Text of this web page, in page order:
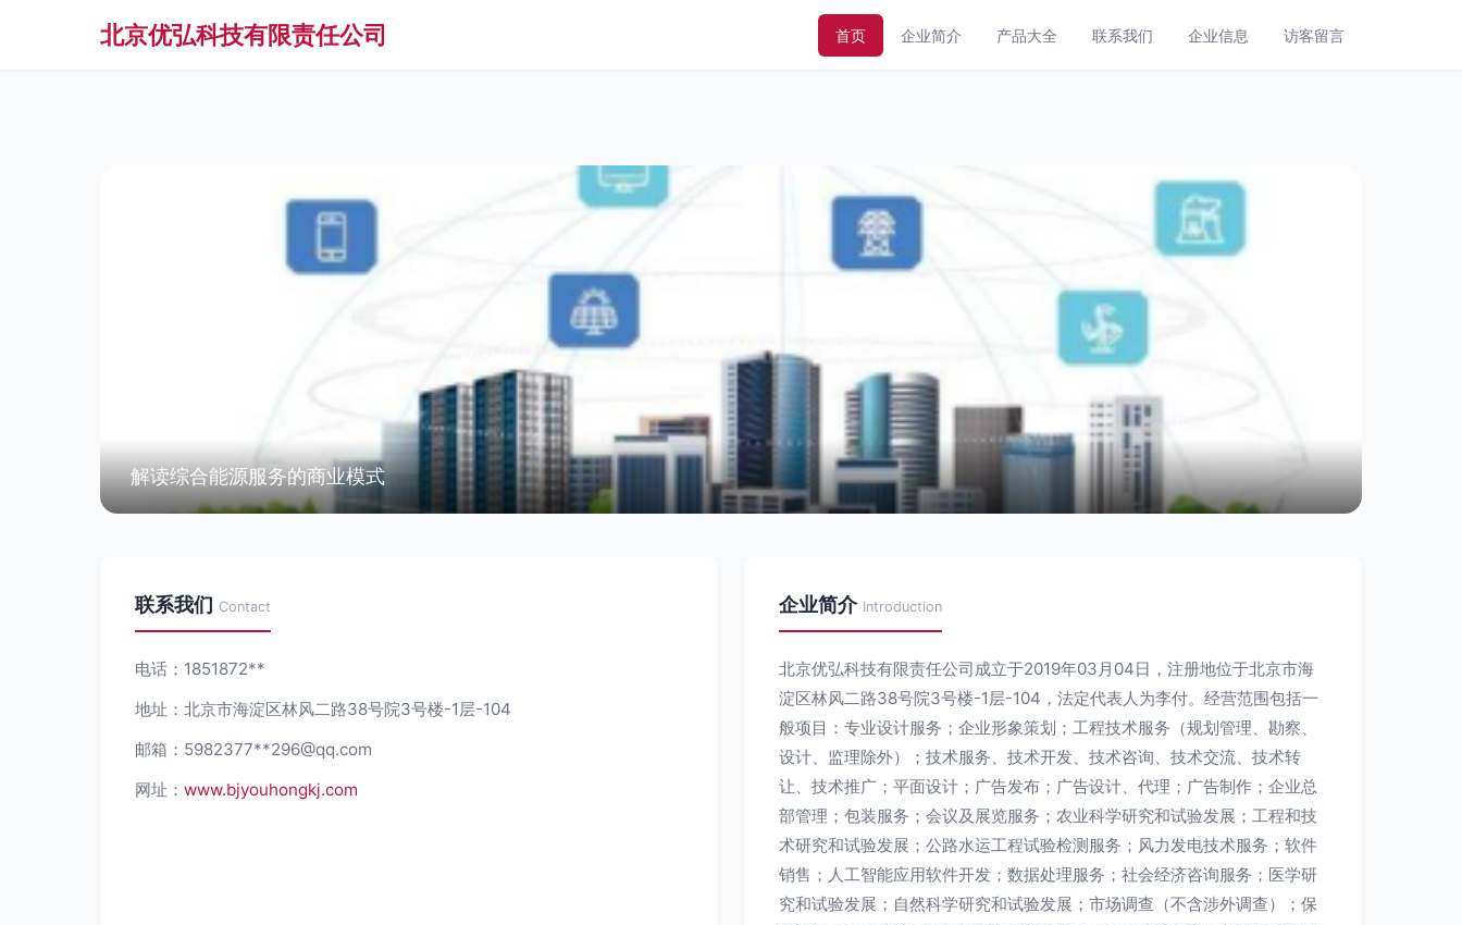
北京优弘科技有限责任公司 首页 企业简介 产品大全 联系我们 企业信息 访客留言
解读综合能源服务的商业模式
联系我们 Contact
电话：1851872**
地址：北京市海淀区林风二路38号院3号楼-1层-104
邮箱：5982377**296@qq.com
网址： www.bjyouhongkj.com
企业简介 Introduction
北京优弘科技有限责任公司成立于2019年03月04日，注册地位于北京市海
淀区林风二路38号院3号楼-1层-104，法定代表人为李付。经营范围包括一
般项目：专业设计服务；企业形象策划；工程技术服务（规划管理、勘察、
设计、监理除外）；技术服务、技术开发、技术咨询、技术交流、技术转
让、技术推广；平面设计；广告发布；广告设计、代理；广告制作；企业总
部管理；包装服务；会议及展览服务；农业科学研究和试验发展；工程和技
术研究和试验发展；公路水运工程试验检测服务；风力发电技术服务；软件
销售；人工智能应用软件开发；数据处理服务；社会经济咨询服务；医学研
究和试验发展；自然科学研究和试验发展；市场调查（不含涉外调查）；保